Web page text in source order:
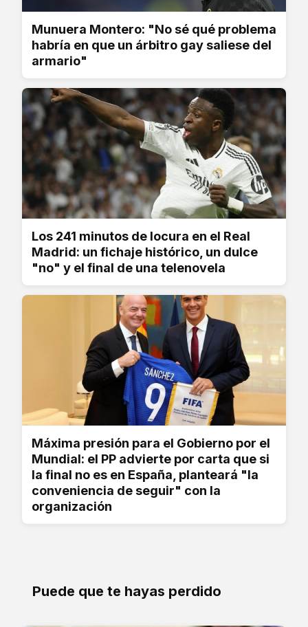
Munuera Montero: "No sé qué problema
habría en que un árbitro gay saliese del
armario"
Los 241 minutos de locura en el Real
Madrid: un fichaje histórico, un dulce
"no" y el final de una telenovela
Máxima presión para el Gobierno por el
Mundial: el PP advierte por carta que si
la final no es en España, planteará "la
conveniencia de seguir" con la
organización
Puede que te hayas perdido